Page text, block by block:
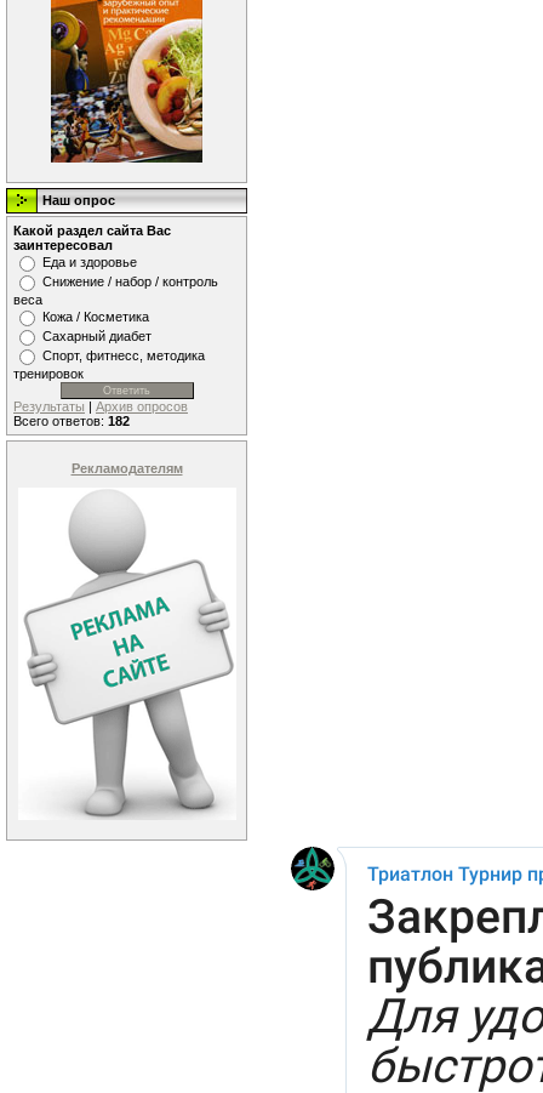
Наш опрос
Какой раздел сайта Вас
заинтересовал
Еда и здоровье
Снижение / набор / контроль
веса
Кожа / Косметика
Сахарный диабет
Спорт, фитнесс, методика
тренировок
Результаты | Архив опросов
Всего ответов: 182
Рекламодателям